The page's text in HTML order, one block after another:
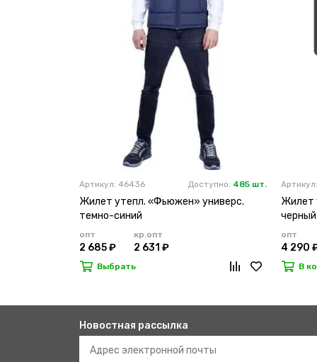
Артикул: 46436 Доступно: 485 шт.
Жилет утепл. «Фьюжен» универс.
темно-синий
опт
2 685 ₽
кр.опт
2 631 ₽
Выбрать
Жилет
черный
опт
4 290
В
Новостная рассылка